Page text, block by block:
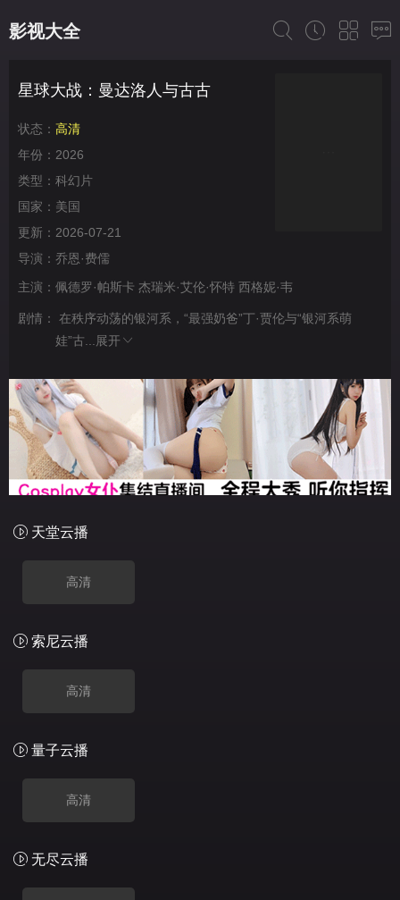
影视大全
星球大战：曼达洛人与古古
状态： 高清
年份： 2026
类型： 科幻片
国家： 美国
更新： 2026-07-21
导演： 乔恩·费儒
主演： 佩德罗·帕斯卡 杰瑞米·艾伦·怀特 西格妮·韦
剧情：
在秩序动荡的银河系，“最强奶爸”丁·贾伦与“银河系萌
娃”古...
展开
天堂云播
高清
索尼云播
高清
量子云播
高清
无尽云播